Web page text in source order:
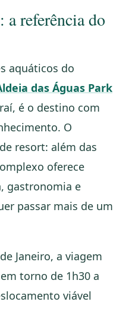
a referência do
aquáticos do
das Águas Park
é o destino com
O
resort: além das
oferece
gastronomia e
passar mais de um
Janeiro, a viagem
torno de 1h30 a
viável